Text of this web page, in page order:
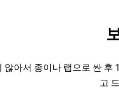
않아서 종이나 랩으로 싼
고